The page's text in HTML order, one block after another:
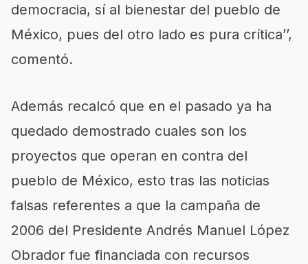
democracia, sí al bienestar del pueblo de
México, pues del otro lado es pura crítica’’,
comentó.
Además recalcó que en el pasado ya ha
quedado demostrado cuales son los
proyectos que operan en contra del
pueblo de México, esto tras las noticias
falsas referentes a que la campaña de
2006 del Presidente Andrés Manuel López
Obrador fue financiada con recursos